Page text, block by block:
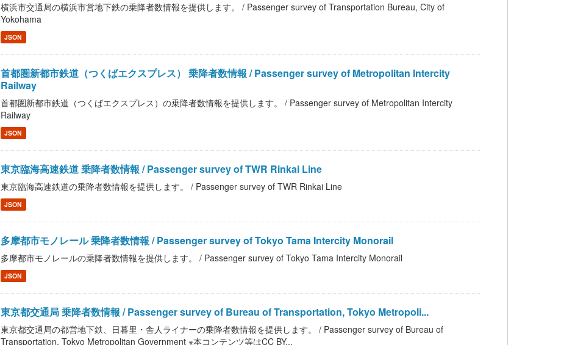
横浜市交通局の横浜市営地下鉄の乗降者数情報を提供します。 / Passenger survey of Transportation Bureau, City of
Yokohama
JSON
首都圏新都市鉄道（つくばエクスプレス） 乗降者数情報 / Passenger survey of Metropolitan Intercity
Railway
首都圏新都市鉄道（つくばエクスプレス）の乗降者数情報を提供します。 / Passenger survey of Metropolitan Intercity
Railway
JSON
東京臨海高速鉄道 乗降者数情報 / Passenger survey of TWR Rinkai Line
東京臨海高速鉄道の乗降者数情報を提供します。 / Passenger survey of TWR Rinkai Line
JSON
多摩都市モノレール 乗降者数情報 / Passenger survey of Tokyo Tama Intercity Monorail
多摩都市モノレールの乗降者数情報を提供します。 / Passenger survey of Tokyo Tama Intercity Monorail
JSON
東京都交通局 乗降者数情報 / Passenger survey of Bureau of Transportation, Tokyo Metropoli...
東京都交通局の都営地下鉄、日暮里・舎人ライナーの乗降者数情報を提供します。 / Passenger survey of Bureau of
Transportation, Tokyo Metropolitan Government ※本コンテンツ等はCC BY...